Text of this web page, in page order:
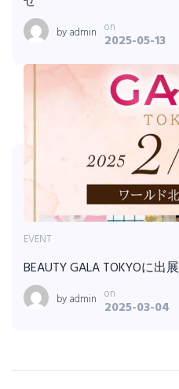
byadmin on
2025-05-13
EVENT
BEAUTY GALA TOKYOに出展
byadmin on
2025-03-04